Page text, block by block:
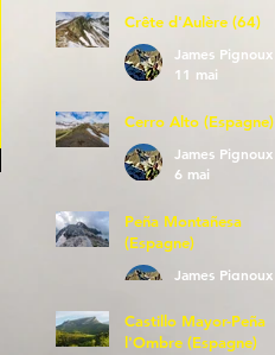
Crête d'Aulère (64)
James Pignoux
11 mai
Cerro Alto (Espagne)
James Pignoux
6 mai
Peña Montañesa
(Espagne)
James Pignoux
Castillo Mayor-Peña
l'Ombre (Espagne)